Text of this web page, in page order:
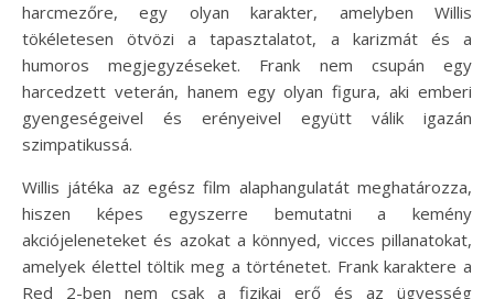
harcmezőre, egy olyan karakter, amelyben Willis
tökéletesen ötvözi a tapasztalatot, a karizmát és a
humoros megjegyzéseket. Frank nem csupán egy
harcedzett veterán, hanem egy olyan figura, aki emberi
gyengeségeivel és erényeivel együtt válik igazán
szimpatikussá.
Willis játéka az egész film alaphangulatát meghatározza,
hiszen képes egyszerre bemutatni a kemény
akciójeleneteket és azokat a könnyed, vicces pillanatokat,
amelyek élettel töltik meg a történetet. Frank karaktere a
Red 2-ben nem csak a fizikai erő és az ügyesség